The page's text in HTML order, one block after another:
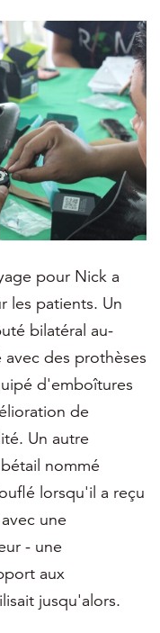
pour Nick a
les patients. Un
bilatéral au-
des prothèses
d'emboîtures
de
Un autre
nommé
lorsqu'il a reçu
une
- une
aux
jusqu'alors.